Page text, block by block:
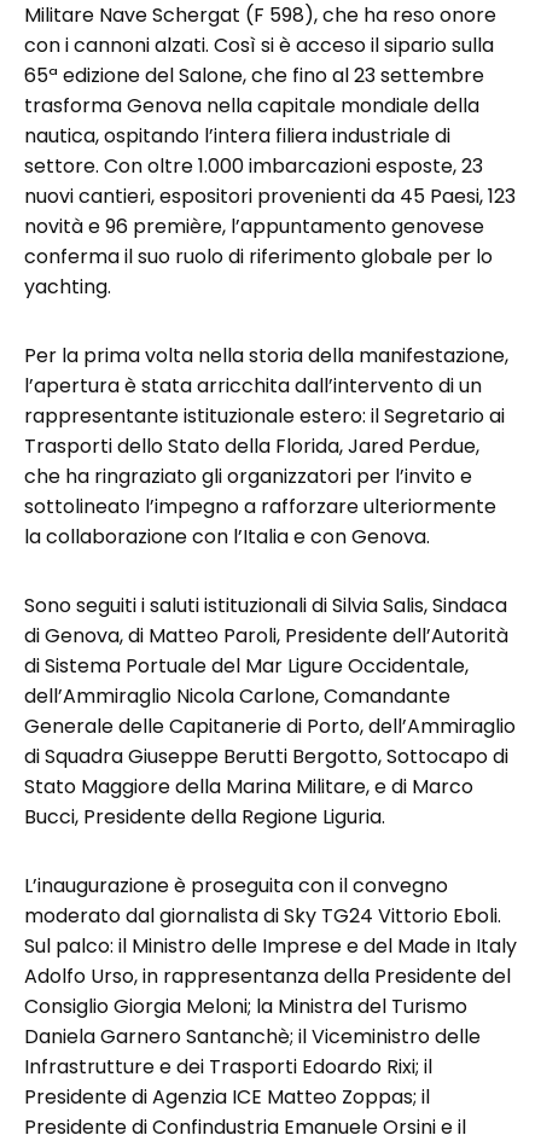
Militare Nave Schergat (F 598), che ha reso onore
con i cannoni alzati. Così si è acceso il sipario sulla
65ª edizione del Salone, che fino al 23 settembre
trasforma Genova nella capitale mondiale della
nautica, ospitando l’intera filiera industriale di
settore. Con oltre 1.000 imbarcazioni esposte, 23
nuovi cantieri, espositori provenienti da 45 Paesi, 123
novità e 96 première, l’appuntamento genovese
conferma il suo ruolo di riferimento globale per lo
yachting.
Per la prima volta nella storia della manifestazione,
l’apertura è stata arricchita dall’intervento di un
rappresentante istituzionale estero: il Segretario ai
Trasporti dello Stato della Florida, Jared Perdue,
che ha ringraziato gli organizzatori per l’invito e
sottolineato l’impegno a rafforzare ulteriormente
la collaborazione con l’Italia e con Genova.
Sono seguiti i saluti istituzionali di Silvia Salis, Sindaca
di Genova, di Matteo Paroli, Presidente dell’Autorità
di Sistema Portuale del Mar Ligure Occidentale,
dell’Ammiraglio Nicola Carlone, Comandante
Generale delle Capitanerie di Porto, dell’Ammiraglio
di Squadra Giuseppe Berutti Bergotto, Sottocapo di
Stato Maggiore della Marina Militare, e di Marco
Bucci, Presidente della Regione Liguria.
L’inaugurazione è proseguita con il convegno
moderato dal giornalista di Sky TG24 Vittorio Eboli.
Sul palco: il Ministro delle Imprese e del Made in Italy
Adolfo Urso, in rappresentanza della Presidente del
Consiglio Giorgia Meloni; la Ministra del Turismo
Daniela Garnero Santanchè; il Viceministro delle
Infrastrutture e dei Trasporti Edoardo Rixi; il
Presidente di Agenzia ICE Matteo Zoppas; il
Presidente di Confindustria Emanuele Orsini e il